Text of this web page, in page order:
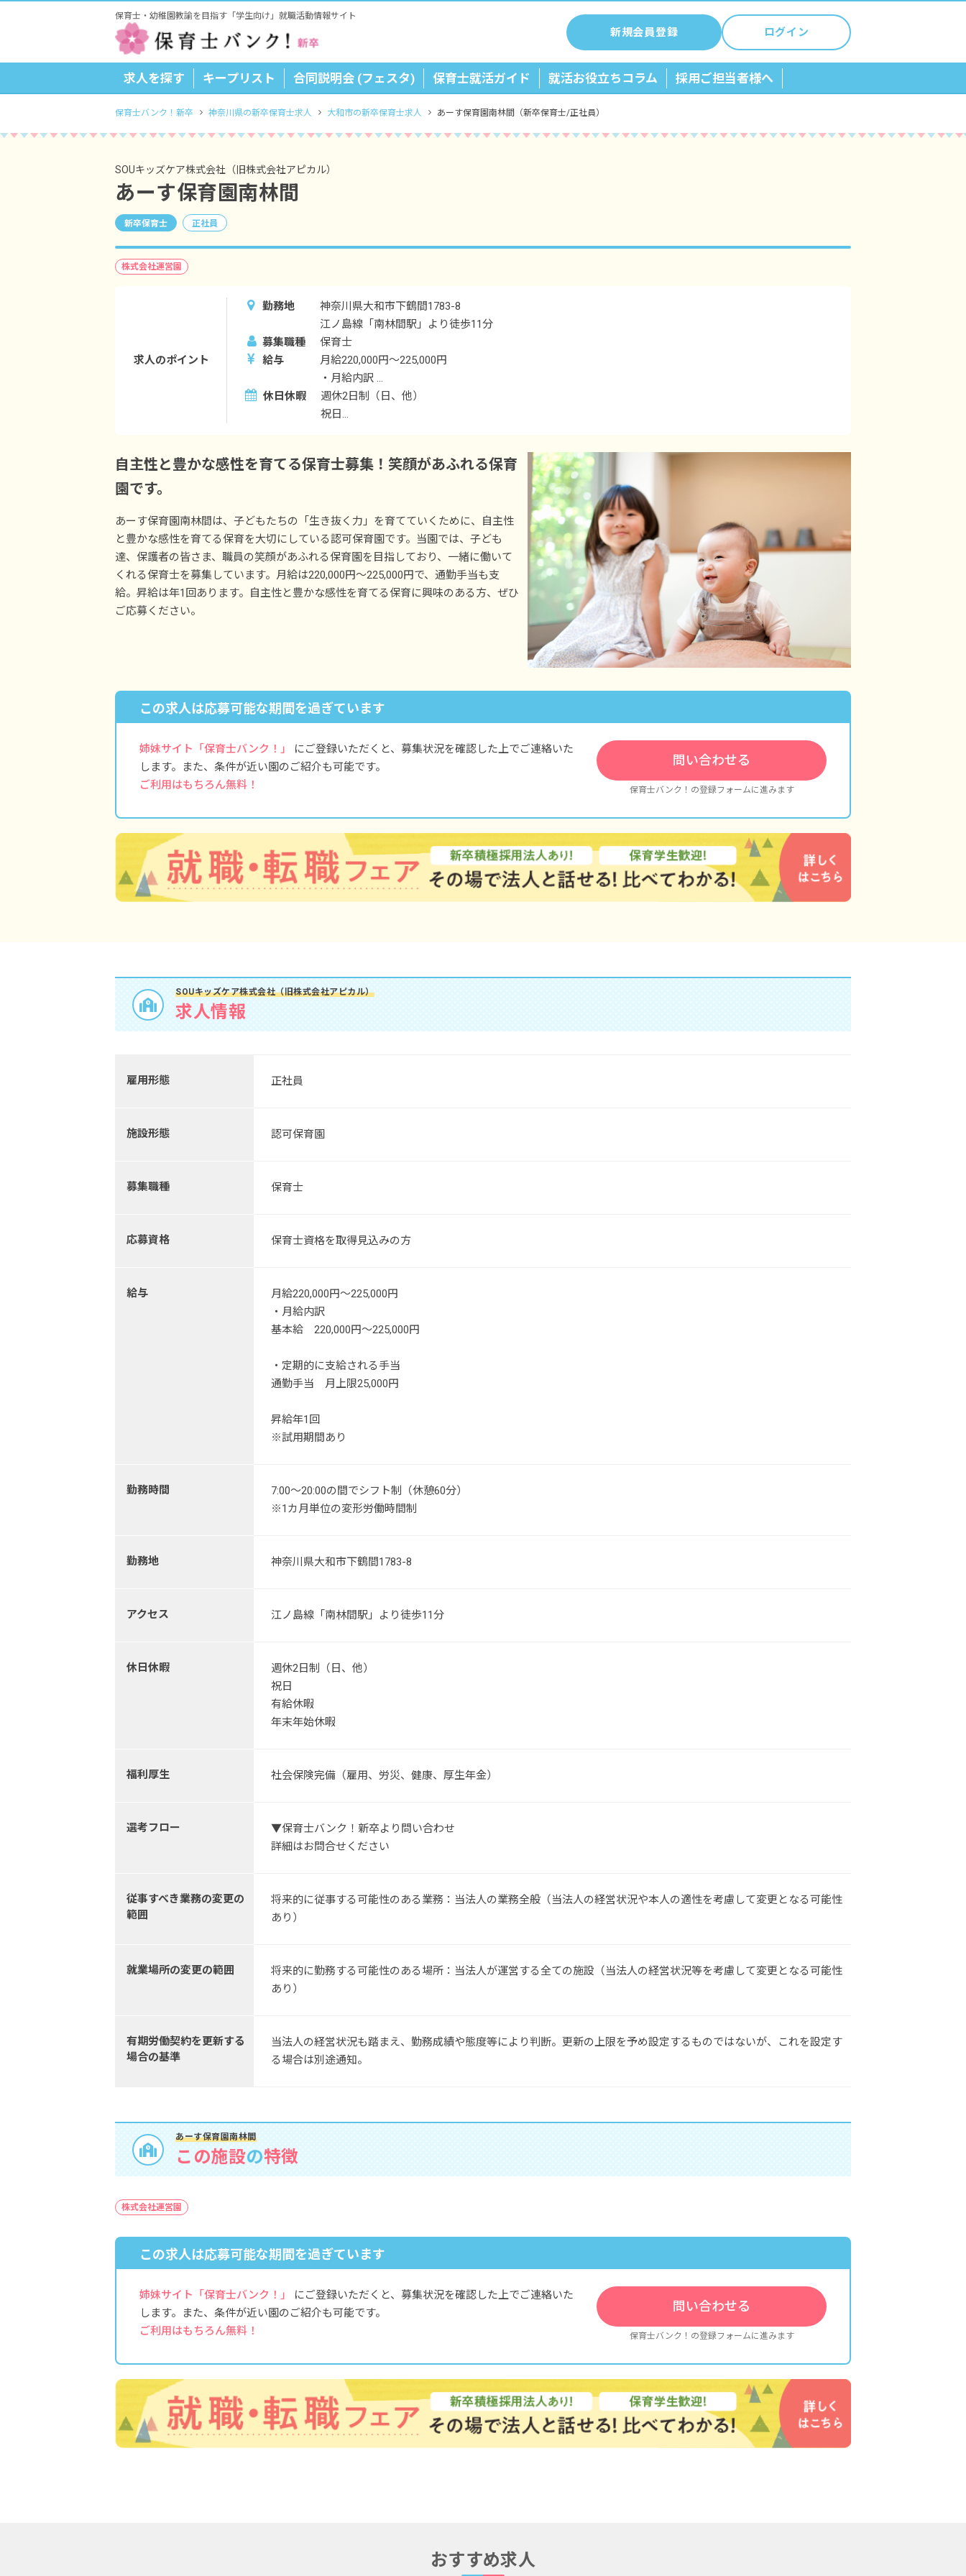
保育士・幼稚園教諭を目指す「学生向け」就職活動情報サイト
新規会員登録 ログイン
求人を探す キープリスト 合同説明会 (フェスタ) 保育士就活ガイド 就活お役立ちコラム 採用ご担当者様へ
保育士バンク！新卒 神奈川県の新卒保育士求人 大和市の新卒保育士求人 あーす保育園南林間（新卒保育士/正社員）
SOUキッズケア株式会社（旧株式会社アピカル）
あーす保育園南林間
新卒保育士 正社員
株式会社運営園
求人のポイント
勤務地
神奈川県大和市下鶴間1783-8
江ノ島線「南林間駅」より徒歩11分
募集職種
保育士
給与
月給220,000円～225,000円
・月給内訳
基本給 220,000円～225,000円
休日休暇
週休2日制（日、他）
祝日
自主性と豊かな感性を育てる保育士募集！笑顔があふれる保育
園です。
あーす保育園南林間は、子どもたちの「生き抜く力」を育てていくために、自主性
と豊かな感性を育てる保育を大切にしている認可保育園です。当園では、子ども
達、保護者の皆さま、職員の笑顔があふれる保育園を目指しており、一緒に働いて
くれる保育士を募集しています。月給は220,000円～225,000円で、通勤手当も支
給。昇給は年1回あります。自主性と豊かな感性を育てる保育に興味のある方、ぜひ
ご応募ください。
この求人は応募可能な期間を過ぎています
姉妹サイト「保育士バンク！」
にご登録いただくと、募集状況を確認した上でご連絡いた
します。また、条件が近い園のご紹介も可能です。
ご利用はもちろん無料！
問い合わせる
保育士バンク！の登録フォームに進みます
SOUキッズケア株式会社（旧株式会社アピカル）
求人情報
雇用形態 正社員
施設形態 認可保育園
募集職種 保育士
応募資格 保育士資格を取得見込みの方
給与
月給220,000円～225,000円
・月給内訳
基本給 220,000円～225,000円
・定期的に支給される手当
通勤手当 月上限25,000円
昇給年1回
※試用期間あり
勤務時間
7:00～20:00の間でシフト制（休憩60分）
※1カ月単位の変形労働時間制
勤務地 神奈川県大和市下鶴間1783-8
アクセス 江ノ島線「南林間駅」より徒歩11分
休日休暇
週休2日制（日、他）
祝日
有給休暇
年末年始休暇
福利厚生 社会保険完備（雇用、労災、健康、厚生年金）
選考フロー
▼保育士バンク！新卒より問い合わせ
詳細はお問合せください
従事すべき業務の変更の
範囲
将来的に従事する可能性のある業務：当法人の業務全般（当法人の経営状況や本人の適性を考慮して変更となる可能性
あり）
就業場所の変更の範囲
将来的に勤務する可能性のある場所：当法人が運営する全ての施設（当法人の経営状況等を考慮して変更となる可能性
あり）
有期労働契約を更新する
場合の基準
当法人の経営状況も踏まえ、勤務成績や態度等により判断。更新の上限を予め設定するものではないが、これを設定す
る場合は別途通知。
あーす保育園南林間
この施設の特徴
株式会社運営園
この求人は応募可能な期間を過ぎています
姉妹サイト「保育士バンク！」
にご登録いただくと、募集状況を確認した上でご連絡いた
します。また、条件が近い園のご紹介も可能です。
ご利用はもちろん無料！
問い合わせる
保育士バンク！の登録フォームに進みます
おすすめ求人